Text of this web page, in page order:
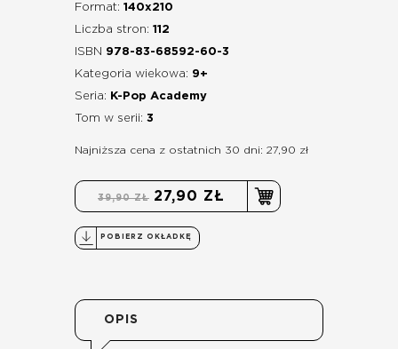
Format: 140x210
Liczba stron: 112
ISBN 978-83-68592-60-3
Kategoria wiekowa: 9+
Seria:
K-Pop Academy
Tom w serii: 3
Najniższa cena z ostatnich 30 dni: 27,90 zł
39,90 ZŁ 27,90 ZŁ
POBIERZ OKŁADKĘ
OPIS